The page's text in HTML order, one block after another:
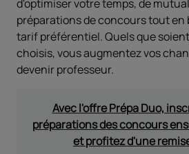
d'optimiser votre temps, de
préparations de concours tout
tarif préférentiel. Quels que
choisis, vous augmentez vos
devenir professeur.
Avec l'offre Prépa Duo,
préparations des concours
et profitez d'une